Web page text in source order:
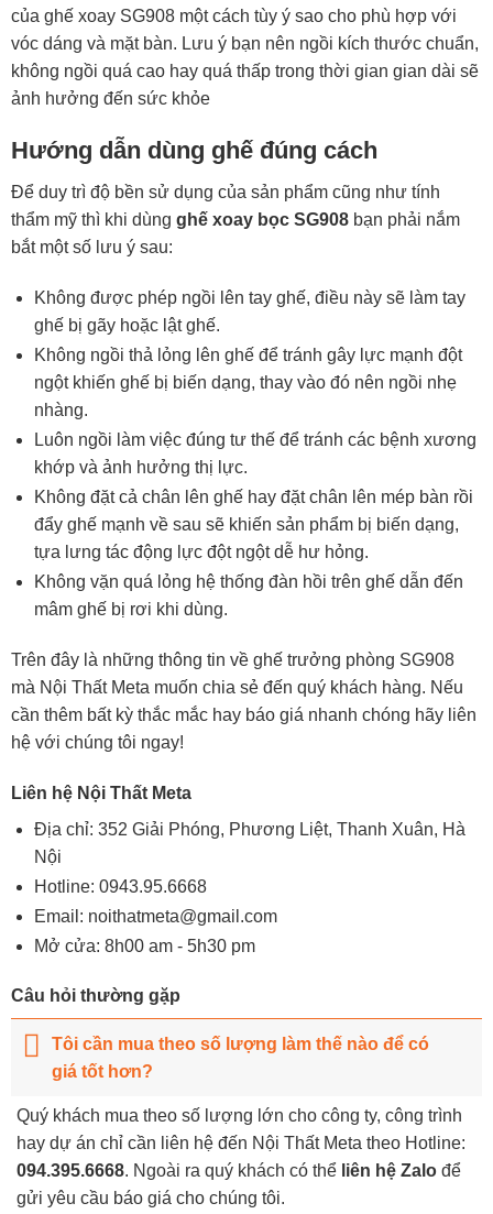
của ghế xoay SG908 một cách tùy ý sao cho phù hợp với
vóc dáng và mặt bàn. Lưu ý bạn nên ngồi kích thước chuẩn,
không ngồi quá cao hay quá thấp trong thời gian gian dài sẽ
ảnh hưởng đến sức khỏe
Hướng dẫn dùng ghế đúng cách
Để duy trì độ bền sử dụng của sản phẩm cũng như tính
thẩm mỹ thì khi dùng ghế xoay bọc SG908 bạn phải nắm
bắt một số lưu ý sau:
Không được phép ngồi lên tay ghế, điều này sẽ làm tay
ghế bị gãy hoặc lật ghế.
Không ngồi thả lỏng lên ghế để tránh gây lực mạnh đột
ngột khiến ghế bị biến dạng, thay vào đó nên ngồi nhẹ
nhàng.
Luôn ngồi làm việc đúng tư thế để tránh các bệnh xương
khớp và ảnh hưởng thị lực.
Không đặt cả chân lên ghế hay đặt chân lên mép bàn rồi
đẩy ghế mạnh về sau sẽ khiến sản phẩm bị biến dạng,
tựa lưng tác động lực đột ngột dễ hư hỏng.
Không vặn quá lỏng hệ thống đàn hồi trên ghế dẫn đến
mâm ghế bị rơi khi dùng.
Trên đây là những thông tin về ghế trưởng phòng SG908
mà Nội Thất Meta muốn chia sẻ đến quý khách hàng. Nếu
cần thêm bất kỳ thắc mắc hay báo giá nhanh chóng hãy liên
hệ với chúng tôi ngay!
Liên hệ Nội Thất Meta
Địa chỉ: 352 Giải Phóng, Phương Liệt, Thanh Xuân, Hà
Nội
Hotline: 0943.95.6668
Email: noithatmeta@gmail.com
Mở cửa: 8h00 am - 5h30 pm
Câu hỏi thường gặp
Tôi cần mua theo số lượng làm thế nào để có
giá tốt hơn?
Quý khách mua theo số lượng lớn cho công ty, công trình
hay dự án chỉ cần liên hệ đến Nội Thất Meta theo Hotline:
094.395.6668. Ngoài ra quý khách có thể liên hệ Zalo để
gửi yêu cầu báo giá cho chúng tôi.